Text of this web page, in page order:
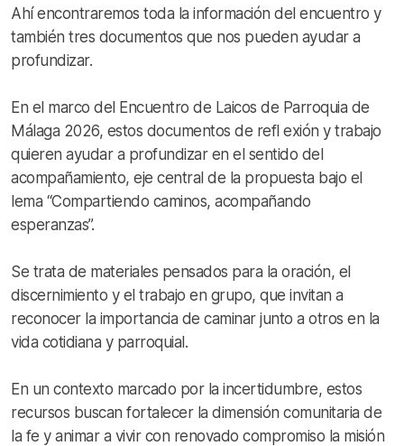
Ahí encontraremos toda la información del encuentro y
también tres documentos que nos pueden ayudar a
profundizar.
En el marco del Encuentro de Laicos de Parroquia de
Málaga 2026, estos documentos de refl exión y trabajo
quieren ayudar a profundizar en el sentido del
acompañamiento, eje central de la propuesta bajo el
lema “Compartiendo caminos, acompañando
esperanzas”.
Se trata de materiales pensados para la oración, el
discernimiento y el trabajo en grupo, que invitan a
reconocer la importancia de caminar junto a otros en la
vida cotidiana y parroquial.
En un contexto marcado por la incertidumbre, estos
recursos buscan fortalecer la dimensión comunitaria de
la fe y animar a vivir con renovado compromiso la misión